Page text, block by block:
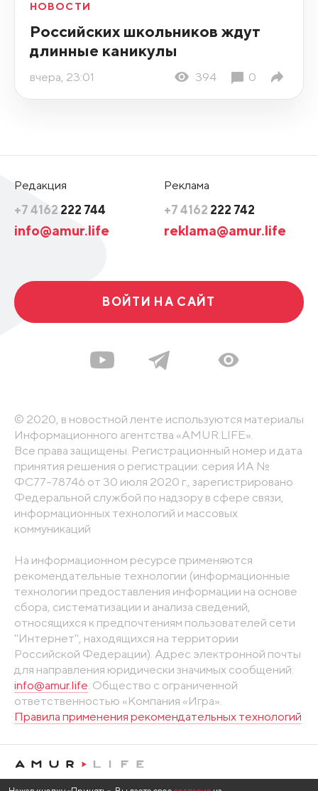
НОВОСТИ
Российских школьников ждут
длинные каникулы
вчера, 23:01 394 0
Редакция
+7 4162 222 744
info@amur.life
Реклама
+7 4162 222 742
reklama@amur.life
ВОЙТИ НА САЙТ
© 2020, в новостной ленте используются материалы
Информационного агентства «AMUR.LIFE».
Все права защищены. Регистрационный номер и дата
принятия решения о регистрации: серия ИА №
ФС77-78746 от 30 июля 2020 г., зарегистрировано
Федеральной службой по надзору в сфере связи,
информационных технологий и массовых
коммуникаций
На информационном ресурсе применяются
рекомендательные технологии (информационные
технологии предоставления информации на основе
сбора, систематизации и анализа сведений,
относящихся к предпочтениям пользователей сети
"Интернет", находящихся на территории
Российской Федерации). Адрес электронной почты
для направления юридически значимых сообщений:
info@amur.life. Общество с ограниченной
ответственностью «Компания «Игра».
Правила применения рекомендательных технологий